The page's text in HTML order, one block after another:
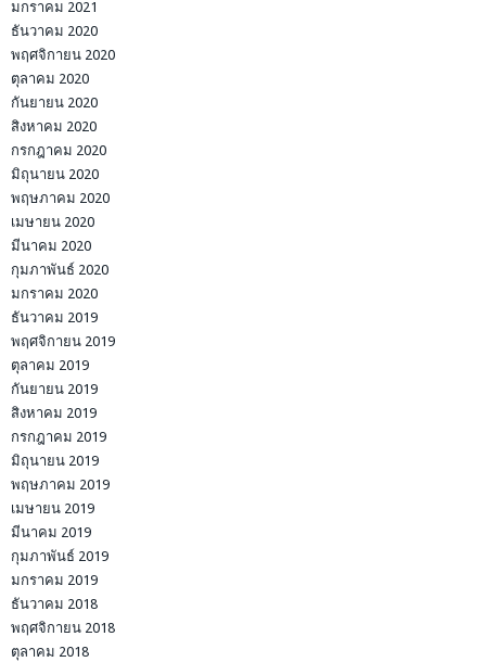
มกราคม 2021
ธันวาคม 2020
พฤศจิกายน 2020
ตุลาคม 2020
กันยายน 2020
สิงหาคม 2020
กรกฎาคม 2020
มิถุนายน 2020
พฤษภาคม 2020
เมษายน 2020
มีนาคม 2020
กุมภาพันธ์ 2020
มกราคม 2020
ธันวาคม 2019
พฤศจิกายน 2019
ตุลาคม 2019
กันยายน 2019
สิงหาคม 2019
กรกฎาคม 2019
มิถุนายน 2019
พฤษภาคม 2019
เมษายน 2019
มีนาคม 2019
กุมภาพันธ์ 2019
มกราคม 2019
ธันวาคม 2018
พฤศจิกายน 2018
ตุลาคม 2018